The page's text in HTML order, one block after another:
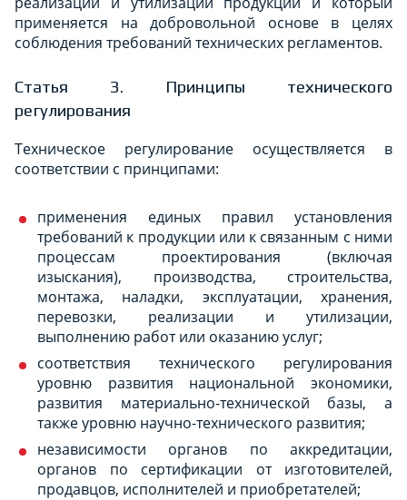
применяется на добровольной основе в целях
соблюдения требований технических регламентов.
Статья 3. Принципы технического
регулирования
Техническое регулирование осуществляется в
соответствии с принципами:
применения единых правил установления
требований к продукции или к связанным с ними
процессам проектирования (включая
изыскания), производства, строительства,
монтажа, наладки, эксплуатации, хранения,
перевозки, реализации и утилизации,
выполнению работ или оказанию услуг;
соответствия технического регулирования
уровню развития национальной экономики,
развития материально-технической базы, а
также уровню научно-технического развития;
независимости органов по аккредитации,
органов по сертификации от изготовителей,
продавцов, исполнителей и приобретателей;